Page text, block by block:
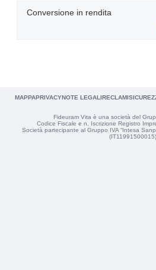
Conversione in rendita
MAPPAPRIVACYNOTE LEGALIRECLAMI
Fideuram Vita è una società del
Codice Fiscale e n. Iscrizione Registro
Società partecipante al Gruppo IVA “Intesa
(IT11991500015)